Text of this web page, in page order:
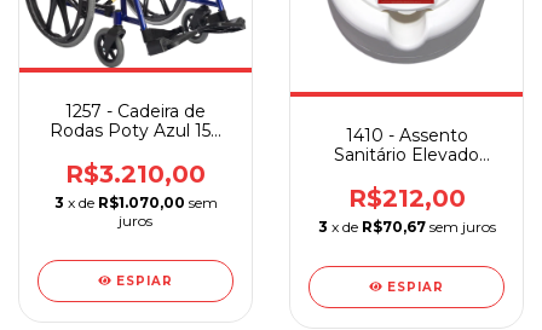
1257 - Cadeira de
Rodas Poty Azul 150
R$3.210,00
3 x de R$1.070,00 sem
juros
ESPIAR
1410 - Assento
Sanitário Elevado
R$212,00
3 x de R$70,67 sem juros
ESPIAR